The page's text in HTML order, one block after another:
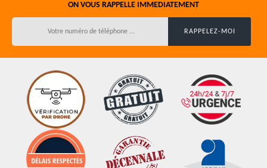
ON VOUS RAPPELLE IMMEDIATEMENT